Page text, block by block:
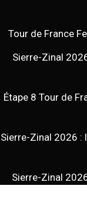
Tour de France
Sierre-Zinal
Étape 8 Tour de
Sierre-Zinal 2026 :
Sierre-Zinal